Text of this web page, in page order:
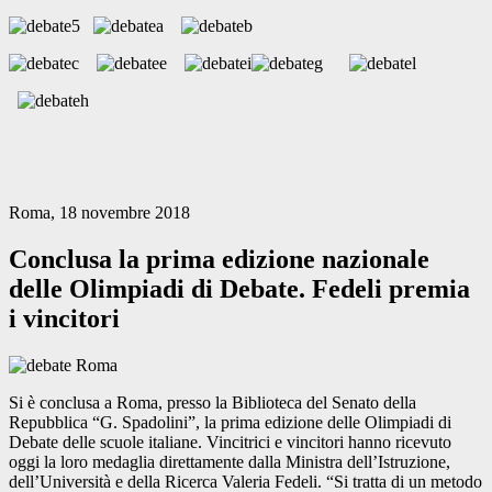
Roma, 18 novembre 2018
Conclusa la prima edizione nazionale
delle Olimpiadi di Debate. Fedeli premia
i vincitori
Si è conclusa a Roma, presso la Biblioteca del Senato della
Repubblica “G. Spadolini”, la prima edizione delle Olimpiadi di
Debate delle scuole italiane. Vincitrici e vincitori hanno ricevuto
oggi la loro medaglia direttamente dalla Ministra dell’Istruzione,
dell’Università e della Ricerca Valeria Fedeli. “Si tratta di un metodo